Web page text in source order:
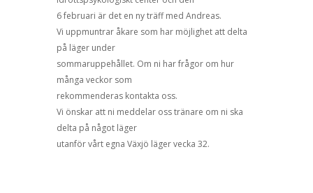
6 februari är det en ny träff med Andreas.
Vi uppmuntrar åkare som har möjlighet att delta
på läger under
sommaruppehållet. Om ni har frågor om hur
många veckor som
rekommenderas kontakta oss.
Vi önskar att ni meddelar oss tränare om ni ska
delta på något läger
utanför vårt egna Växjö läger vecka 32.